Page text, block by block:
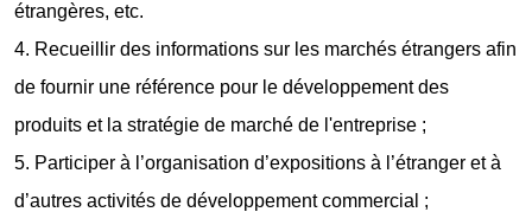
étrangères, etc.
4. Recueillir des informations sur les marchés étrangers afin
de fournir une référence pour le développement des
produits et la stratégie de marché de l'entreprise ;
5. Participer à l’organisation d’expositions à l’étranger et à
d’autres activités de développement commercial ;